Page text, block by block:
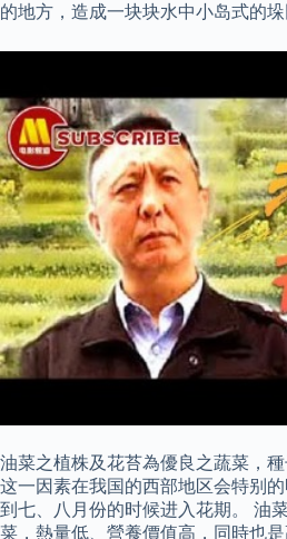
的地方，造成一块块水中小岛式的垛
油菜之植株及花苔為優良之蔬菜，種
这一因素在我国的西部地区会特别
到七、八月份的时候进入花期。 油
菜，熱量低、營養價值高，同時也